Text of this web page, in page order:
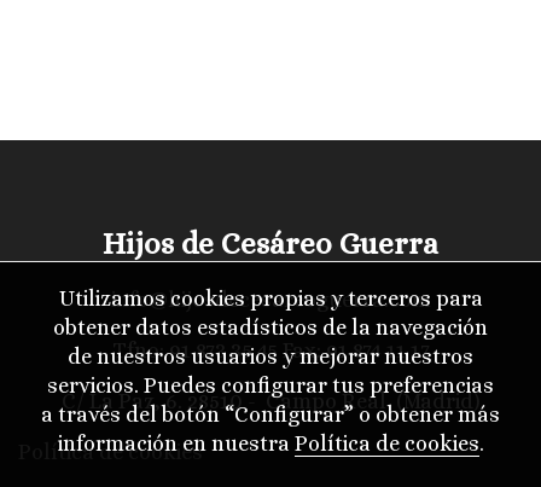
Hijos de Cesáreo Guerra
info@hijosdecesareoguerra.com
Tfno:91 873 35 45 Fax: 91 874 11 17
C/ La Paz, 6. 28510 - Campo Real (Madrid)
Política de cookies
Utilizamos cookies propias y terceros para
obtener datos estadísticos de la navegación
de nuestros usuarios y mejorar nuestros
servicios. Puedes configurar tus preferencias
a través del botón “Configurar” o obtener más
información en nuestra Política de cookies.